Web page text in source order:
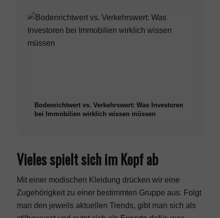
Bodenrichtwert vs. Verkehrswert: Was Investoren
bei Immobilien wirklich wissen müssen
Vieles spielt sich im Kopf ab
Mit einer modischen Kleidung drücken wir eine
Zugehörigkeit zu einer bestimmten Gruppe aus. Folgt
man den jeweils aktuellen Trends, gibt man sich als